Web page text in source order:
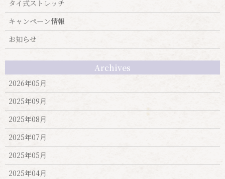
タイ式ストレッチ
キャンぺーン情報
お知らせ
Archives
2026年05月
2025年09月
2025年08月
2025年07月
2025年05月
2025年04月